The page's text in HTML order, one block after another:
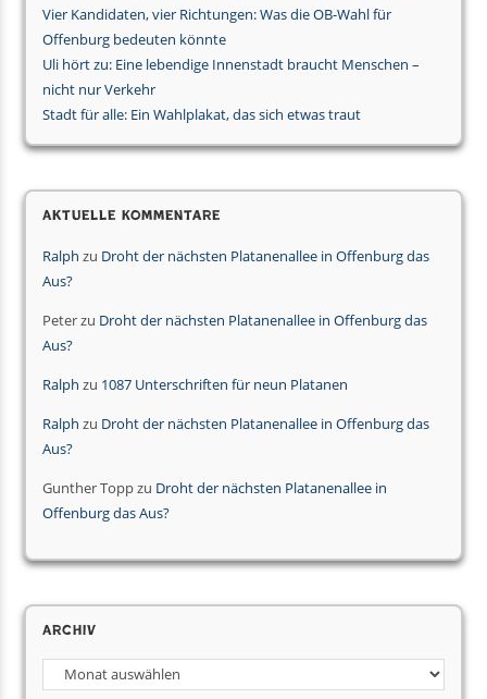
Vier Kandidaten, vier Richtungen: Was die OB-Wahl für
Offenburg bedeuten könnte
Uli hört zu: Eine lebendige Innenstadt braucht Menschen –
nicht nur Verkehr
Stadt für alle: Ein Wahlplakat, das sich etwas traut
Aktuelle Kommentare
Ralph zu Droht der nächsten Platanenallee in Offenburg das
Aus?
Peterzu Droht der nächsten Platanenallee in Offenburg das
Aus?
Ralph zu 1087 Unterschriften für neun Platanen
Ralph zu Droht der nächsten Platanenallee in Offenburg das
Aus?
Gunther Toppzu Droht der nächsten Platanenallee in
Offenburg das Aus?
Archiv
Archiv